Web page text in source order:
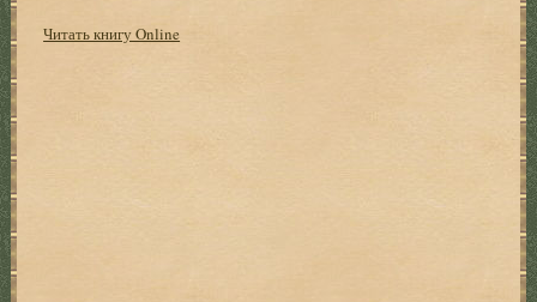
Читать книгу Online